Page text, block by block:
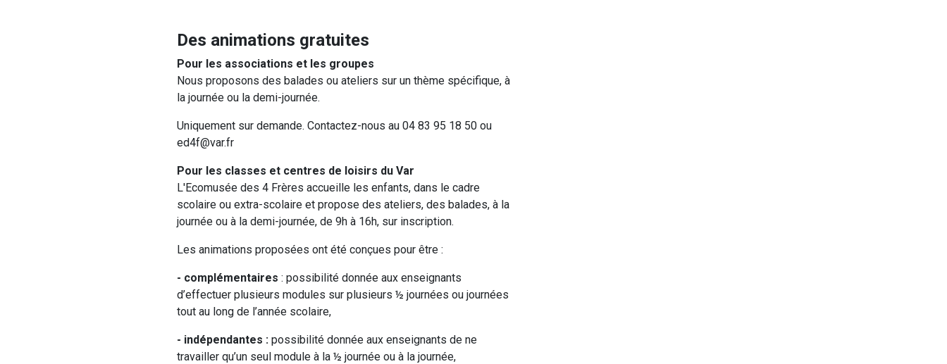
Des animations gratuites
Pour les associations et les groupes
Nous proposons des balades ou ateliers sur un thème spécifique, à
la journée ou la demi-journée.
Uniquement sur demande. Contactez-nous au 04 83 95 18 50 ou
ed4f@var.fr
Pour les classes et centres de loisirs du Var
L'Ecomusée des 4 Frères accueille les enfants, dans le cadre
scolaire ou extra-scolaire et propose des ateliers, des balades, à la
journée ou à la demi-journée, de 9h à 16h, sur inscription.
Les animations proposées ont été conçues pour être :
- complémentaires : possibilité donnée aux enseignants
d’effectuer plusieurs modules sur plusieurs ½ journées ou journées
tout au long de l’année scolaire,
- indépendantes : possibilité donnée aux enseignants de ne
travailler qu’un seul module à la ½ journée ou à la journée,